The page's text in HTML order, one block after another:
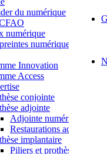
du numérique
numérique
numériques
Innovation
Access
conjointe
adjointe
Adjointe numérique
Restaurations adjointes
implantaire
Piliers et prothèse sur